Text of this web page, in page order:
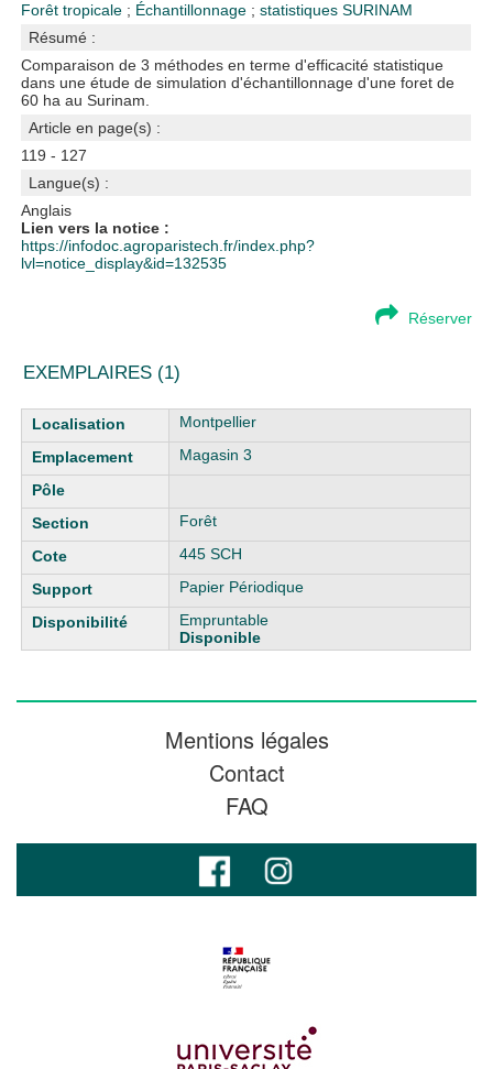
Forêt tropicale ; Échantillonnage ;statistiquesSURINAM
Résumé :
Comparaison de 3 méthodes en terme d'efficacité statistique
dans une étude de simulation d'échantillonnage d'une foret de
60 ha au Surinam.
Article en page(s) :
119 - 127
Langue(s) :
Anglais
Lien vers la notice :
https://infodoc.agroparistech.fr/index.php?
lvl=notice_display&id=132535
Réserver
EXEMPLAIRES (1)
Liste des exemplaires
Montpellier
Magasin 3
Forêt
445 SCH
Papier Périodique
Empruntable
Disponible
Mentions légales
Contact
FAQ